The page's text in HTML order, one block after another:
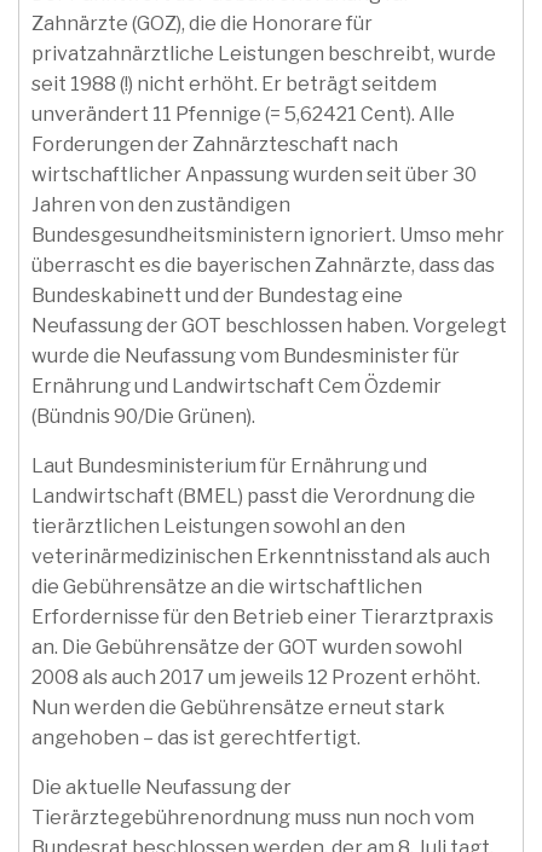
Zahnärzte (GOZ), die die Honorare für
privatzahnärztliche Leistungen beschreibt, wurde
seit 1988 (!) nicht erhöht. Er beträgt seitdem
unverändert 11 Pfennige (= 5,62421 Cent). Alle
Forderungen der Zahnärzteschaft nach
wirtschaftlicher Anpassung wurden seit über 30
Jahren von den zuständigen
Bundesgesundheitsministern ignoriert. Umso mehr
überrascht es die bayerischen Zahnärzte, dass das
Bundeskabinett und der Bundestag eine
Neufassung der GOT beschlossen haben. Vorgelegt
wurde die Neufassung vom Bundesminister für
Ernährung und Landwirtschaft Cem Özdemir
(Bündnis 90/Die Grünen).
Laut Bundesministerium für Ernährung und
Landwirtschaft (BMEL) passt die Verordnung die
tierärztlichen Leistungen sowohl an den
veterinärmedizinischen Erkenntnisstand als auch
die Gebührensätze an die wirtschaftlichen
Erfordernisse für den Betrieb einer Tierarztpraxis
an. Die Gebührensätze der GOT wurden sowohl
2008 als auch 2017 um jeweils 12 Prozent erhöht.
Nun werden die Gebührensätze erneut stark
angehoben – das ist gerechtfertigt.
Die aktuelle Neufassung der
Tierärztegebührenordnung muss nun noch vom